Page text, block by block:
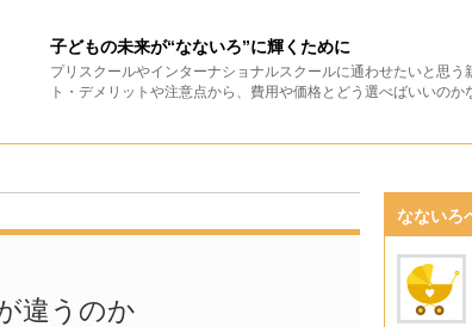
子どもの未来が“なないろ”に輝くために
プリスクールやインターナショナルスクールに通わせたいと思
ト・デメリットや注意点から、費用や価格とどう選べばいいのか
違うのか
なないろ